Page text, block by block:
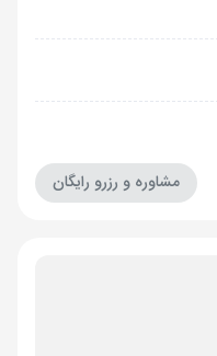
مشاوره و رزرو رایگان